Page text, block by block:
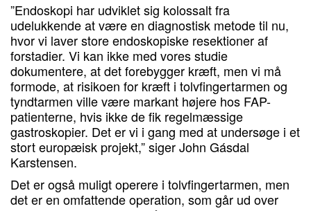
”Endoskopi har udviklet sig kolossalt fra
udelukkende at være en diagnostisk metode til nu,
hvor vi laver store endoskopiske resektioner af
forstadier. Vi kan ikke med vores studie
dokumentere, at det forebygger kræft, men vi må
formode, at risikoen for kræft i tolvfingertarmen og
tyndtarmen ville være markant højere hos FAP-
patienterne, hvis ikke de fik regelmæssige
gastroskopier. Det er vi i gang med at undersøge i et
stort europæisk projekt,” siger John Gásdal
Karstensen.
Det er også muligt operere i tolvfingertarmen, men
det er en omfattende operation, som går ud over